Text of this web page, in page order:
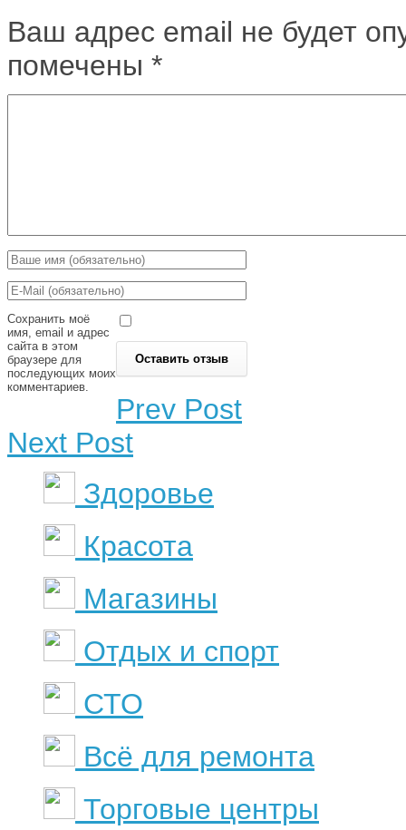
Ваш адрес email не будет
помечены *
Сохранить моё
имя, email и адрес
сайта в этом
браузере для
последующих моих
комментариев.
Prev Post
Next Post
Здоровье
Красота
Магазины
Отдых и спорт
СТО
Всё для ремонта
Торговые центры